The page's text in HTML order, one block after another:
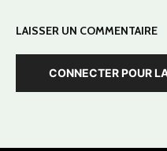
LAISSER UN COMMENTAIRE
CONNECTER POUR